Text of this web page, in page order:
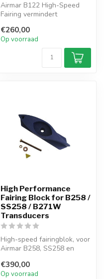
Airmar B122 High-Speed
Fairing vermindert
sensor uitgeli...
€260,00
Op voorraad
High Performance
Fairing Block for B258 /
SS258 / B271W
Transducers
High-speed fairingblok, voor
Airmar B258, SS258 en
turbulentie...
€390,00
Op voorraad